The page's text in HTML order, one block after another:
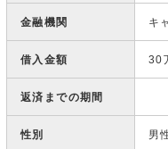
金融機関 キ
借入金額 30
返済までの期間
性別 男